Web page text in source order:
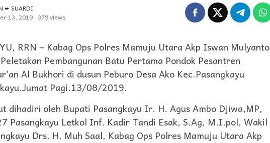
➨ SUARDI
13, 2019 379 views
RRN – Kabag Ops Polres Mamuju Utara Akp Iswan Mulyanto
Pembangunan Batu Pertama Pondok Pesantren
Al Bukhori di dusun Peburo Desa Ako Kec.Pasangkayu
Pagi.13/08/2019.
dihadiri oleh Bupati Pasangkayu Ir. H. Agus Ambo Djiwa,MP,
Pasangkayu Letkol Inf. Kadir Tandi Esak, S.Ag, M.I.pol, Wakil
Drs. H. Muh Saal, Kabag Ops Polres Mamuju Utara Akp